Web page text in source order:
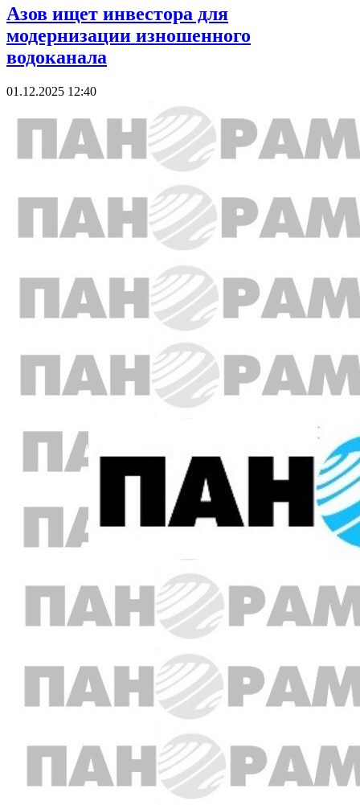
Азов ищет инвестора для
модернизации изношенного
водоканала
01.12.2025 12:40